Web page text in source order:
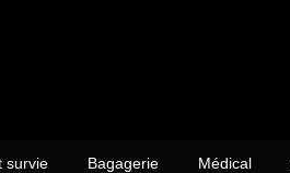
survie Bagagerie Médical